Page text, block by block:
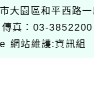
大園區和平西路
傳真：03-3852200
網站維護:資訊組